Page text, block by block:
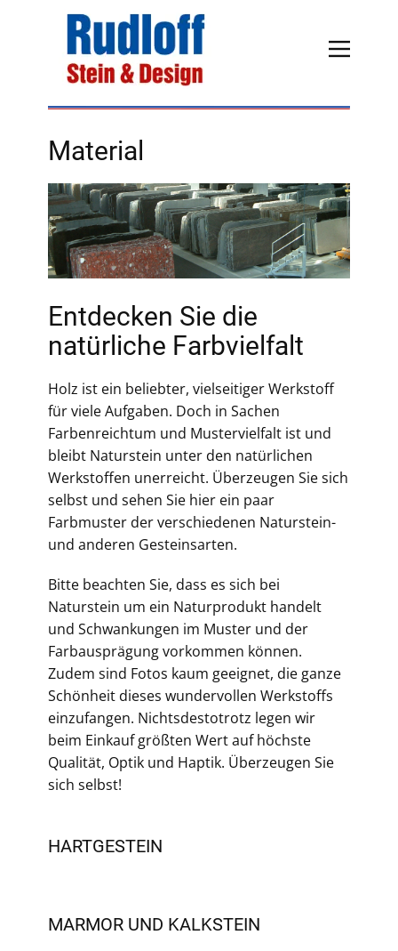
Material
Entdecken Sie die
natürliche Farbvielfalt
Holz ist ein beliebter, vielseitiger Werkstoff
für viele Aufgaben. Doch in Sachen
Farbenreichtum und Mustervielfalt ist und
bleibt Naturstein unter den natürlichen
Werkstoffen unerreicht. Überzeugen Sie sich
selbst und sehen Sie hier ein paar
Farbmuster der verschiedenen Naturstein-
und anderen Gesteinsarten.
Bitte beachten Sie, dass es sich bei
Naturstein um ein Naturprodukt handelt
und Schwankungen im Muster und der
Farbausprägung vorkommen können.
Zudem sind Fotos kaum geeignet, die ganze
Schönheit dieses wundervollen Werkstoffs
einzufangen. Nichtsdestotrotz legen wir
beim Einkauf größten Wert auf höchste
Qualität, Optik und Haptik. Überzeugen Sie
sich selbst!
HARTGESTEIN
MARMOR UND KALKSTEIN